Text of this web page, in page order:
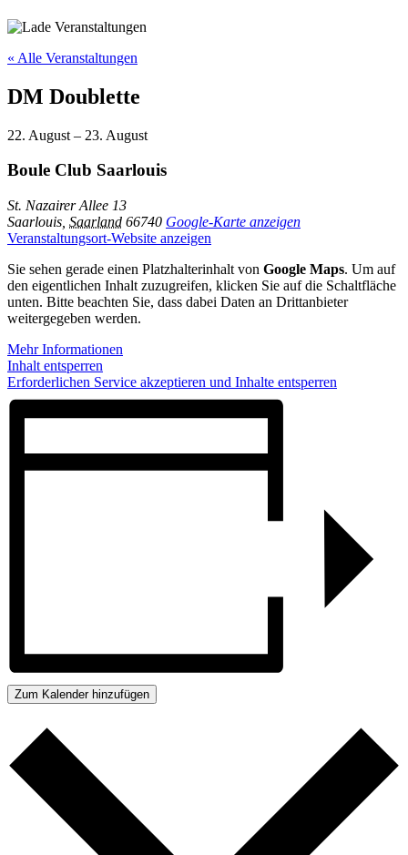
« Alle Veranstaltungen
DM Doublette
22. August – 23. August
Boule Club Saarlouis
St. Nazairer Allee 13
Saarlouis Saarland 66740 Google-Karte anzeigen
Veranstaltungsort-Website anzeigen
Sie sehen gerade einen Platzhalterinhalt von Google Maps. Um auf
den eigentlichen Inhalt zuzugreifen, klicken Sie auf die Schaltfläche
unten. Bitte beachten Sie, dass dabei Daten an Drittanbieter
weitergegeben werden.
Mehr Informationen
Inhalt entsperren
Erforderlichen Service akzeptieren und Inhalte entsperren
Zum Kalender hinzufügen